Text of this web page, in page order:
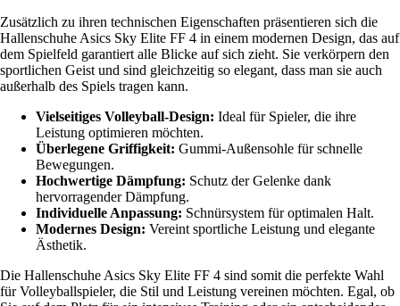
Zusätzlich zu ihren technischen Eigenschaften präsentieren sich die
Hallenschuhe Asics Sky Elite FF 4 in einem modernen Design, das auf
dem Spielfeld garantiert alle Blicke auf sich zieht. Sie verkörpern den
sportlichen Geist und sind gleichzeitig so elegant, dass man sie auch
außerhalb des Spiels tragen kann.
Vielseitiges Volleyball-Design: Ideal für Spieler, die ihre
Leistung optimieren möchten.
Überlegene Griffigkeit: Gummi-Außensohle für schnelle
Bewegungen.
Hochwertige Dämpfung: Schutz der Gelenke dank
hervorragender Dämpfung.
Individuelle Anpassung: Schnürsystem für optimalen Halt.
Modernes Design: Vereint sportliche Leistung und elegante
Ästhetik.
Die Hallenschuhe Asics Sky Elite FF 4 sind somit die perfekte Wahl
für Volleyballspieler, die Stil und Leistung vereinen möchten. Egal, ob